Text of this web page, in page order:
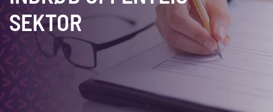
SEKTOR